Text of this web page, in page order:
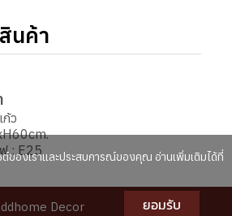
นค้า
ก้ว
: E25
Decor
ต์ของเราและประสบการณ์ของคุณ อ่านเพิ่มเติมได้ที่
ยอมรับ